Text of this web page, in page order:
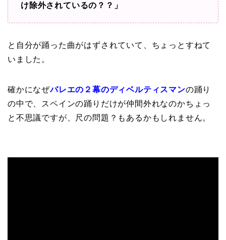
け除外されているの？？」
と自分が踊った曲がはずされていて、ちょっとすねて
いました。
確かになぜバレエの２幕のディベルティスマンの踊り
の中で、スペインの踊りだけが仲間外れなのかちょっ
と不思議ですが、尺の問題？もあるかもしれません。